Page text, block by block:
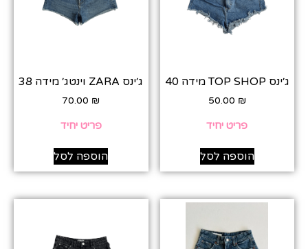
ג׳ינס TOP SHOP מידה 40
50.00 ₪
פריט יחיד
הוספה לסל
ג׳ינס ZARA וינטג׳ מידה 38
70.00 ₪
פריט יחיד
הוספה לסל